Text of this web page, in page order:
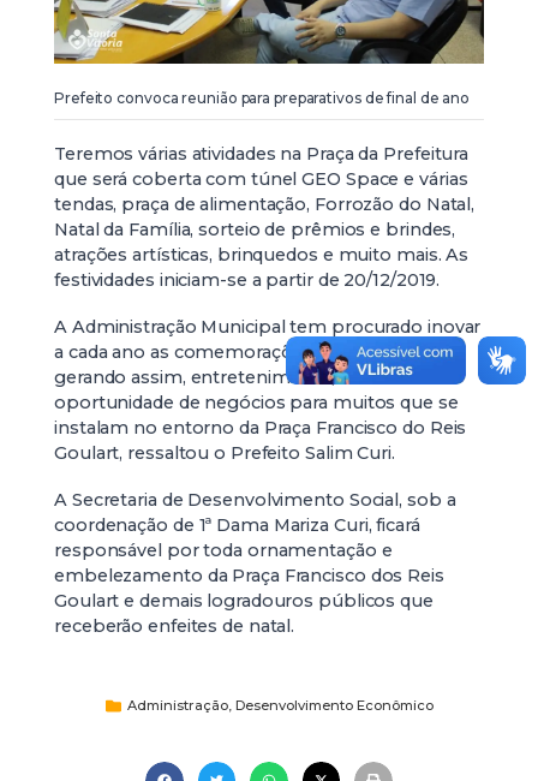
Prefeito convoca reunião para preparativos de final de ano
Teremos várias atividades na Praça da Prefeitura
que será coberta com túnel GEO Space e várias
tendas, praça de alimentação, Forrozão do Natal,
Natal da Família, sorteio de prêmios e brindes,
atrações artísticas, brinquedos e muito mais. As
festividades iniciam-se a partir de 20/12/2019.
A Administração Municipal tem procurado inovar
a cada ano as comemorações de final de ano,
gerando assim, entretenimento, lazer e
oportunidade de negócios para muitos que se
instalam no entorno da Praça Francisco do Reis
Goulart, ressaltou o Prefeito Salim Curi.
A Secretaria de Desenvolvimento Social, sob a
coordenação de 1ª Dama Mariza Curi, ficará
responsável por toda ornamentação e
embelezamento da Praça Francisco dos Reis
Goulart e demais logradouros públicos que
receberão enfeites de natal.
Administração, Desenvolvimento Econômico